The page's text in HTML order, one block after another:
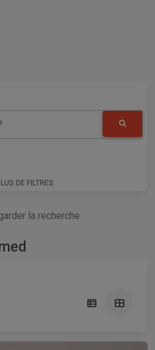
DE FILTRES
la recherche